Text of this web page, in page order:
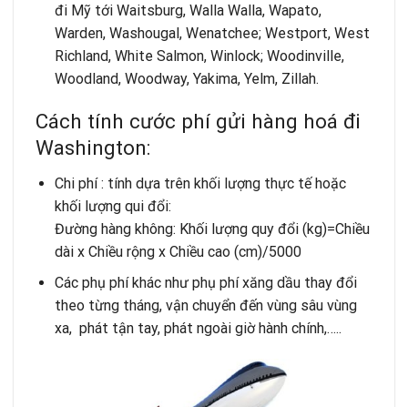
đi Mỹtới Waitsburg, Walla Walla, Wapato,
Warden, Washougal, Wenatchee; Westport, West
Richland, White Salmon, Winlock; Woodinville,
Woodland, Woodway, Yakima, Yelm, Zillah.
Cách tính cước phí gửi hàng hoá đi
Washington:
Chi phí : tính dựa trên khối lượng thực tế hoặc
khối lượng qui đổi:
Đường hàng không: Khối lượng quy đổi (kg)=Chiều
dài x Chiều rộng x Chiều cao (cm)/5000
Các phụ phí khác như phụ phí xăng dầu thay đổi
theo từng tháng, vận chuyển đến vùng sâu vùng
xa, phát tận tay, phát ngoài giờ hành chính,…..